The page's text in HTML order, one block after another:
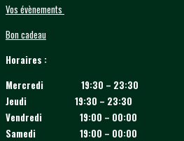
Vos évènements
Bon cadeau
Horaires :
Mercredi 19:30 – 23:30
Jeudi 19:30 – 23:30
Vendredi 19:00 – 00:00
Samedi 19:00 – 00:00